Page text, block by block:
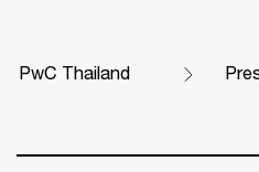
PwC Thailand